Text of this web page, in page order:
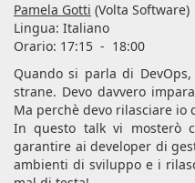
Pamela Gotti (Volta Software)
Lingua: Italiano
Orario: 17:15 - 18:00
Quando si parla di
strane. Devo davvero
Ma perchè devo rilasciare io
In questo talk vi mosterò
garantire ai developer di
ambienti di sviluppo e i